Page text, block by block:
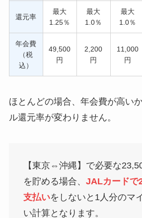
還元率
最大
1.25％
最大
1.0％
最大
1.0％
年会費
（税
込）
49,500
円
2,200
円
11,000
円
ほとんどの場合、年会費が高い
ル還元率が変わりません。
【東京⇔沖縄】で必要な
を貯める場合、 JALカードで
支払いをしないと1人分のマ
い計算となります。